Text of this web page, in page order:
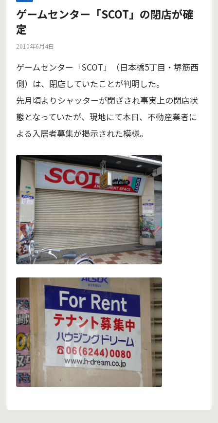
ゲームセンター「SCOT」の閉店が確
定
2010年6月4日
ゲームセンター「SCOT」（日本橋5丁目・堺筋西
側）は、閉店していたことが判明した。
先月頃よりシャッターが閉ざされ事実上の閉店状
態となっていたが、現地にて本日、不動産業者に
よる入居者募集が掲示された模様。